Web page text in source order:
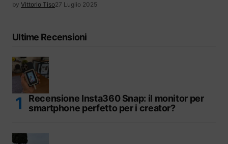
by Vittorio Tiso27 Luglio 2025
Ultime Recensioni
Recensione Insta360 Snap: il monitor per
smartphone perfetto per i creator?